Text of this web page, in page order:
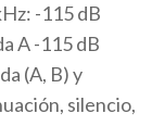
-115 dB
A -115 dB
(A, B) y
silencio,